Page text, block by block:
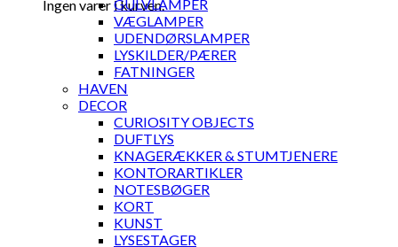
Ingen varer i kurven.
GULVLAMPER
VÆGLAMPER
UDENDØRSLAMPER
LYSKILDER/PÆRER
FATNINGER
HAVEN
DECOR
CURIOSITY OBJECTS
DUFTLYS
KNAGERÆKKER & STUMTJENERE
KONTORARTIKLER
NOTESBØGER
KORT
KUNST
LYSESTAGER